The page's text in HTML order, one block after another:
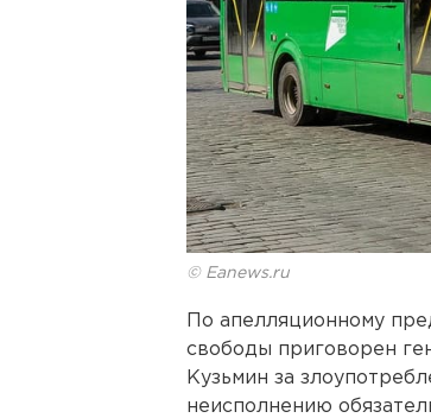
© Eanews.ru
По апелляционному
свободы приговорен
Кузьмин за
неисполнению